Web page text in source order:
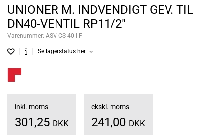
UNIONER M. INDVENDIGT GEV. TIL
DN40-VENTIL RP11/2"
Varenummer: ASV-CS-40-I-F
Se lagerstatus her
inkl. moms
301,25 DKK
ekskl. moms
241,00 DKK